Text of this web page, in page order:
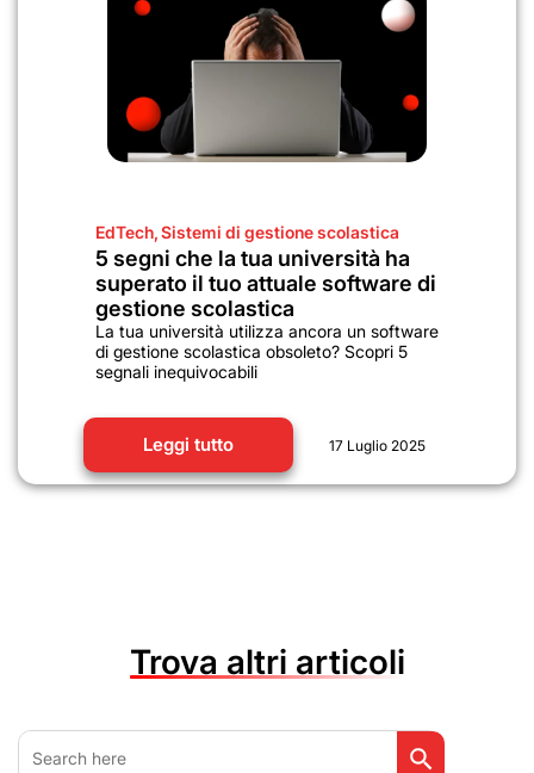
EdTech,Sistemi di gestione scolastica
5 segni che la tua università ha
superato il tuo attuale software di
gestione scolastica
La tua università utilizza ancora un software
di gestione scolastica obsoleto? Scopri 5
segnali inequivocabili
Leggi tutto 17 Luglio 2025
Trova altri articoli
Search
for:
Search Button